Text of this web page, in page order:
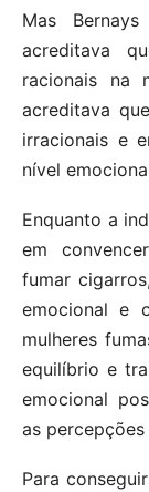
Mas
acreditava
racionais na
acreditava
irracionais e
nível
Enquanto a
em
fumar
emocional e
mulheres
equilíbrio e
emocional
as
Para